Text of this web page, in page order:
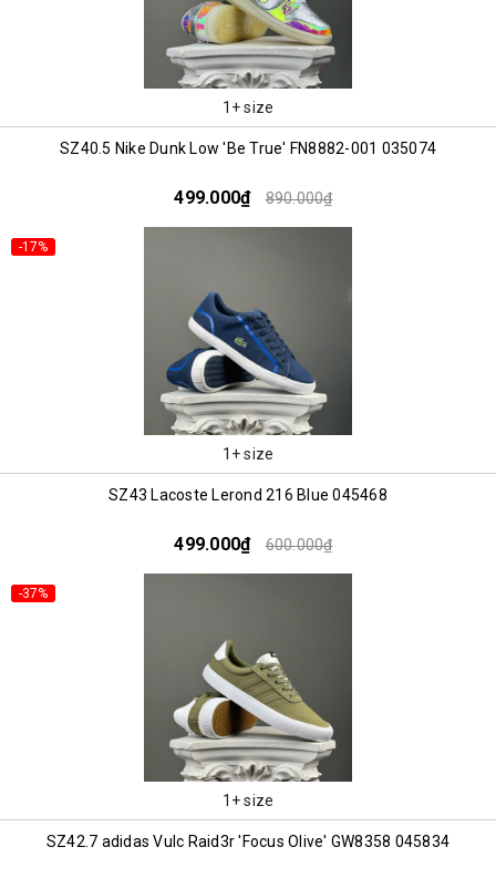
1+ size
SZ40.5 Nike Dunk Low 'Be True' FN8882-001 035074
499.000₫ 890.000₫
-17%
1+ size
SZ43 Lacoste Lerond 216 Blue 045468
499.000₫ 600.000₫
-37%
1+ size
SZ42.7 adidas Vulc Raid3r 'Focus Olive' GW8358 045834